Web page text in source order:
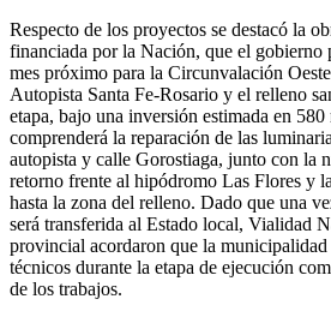
Respecto de los proyectos se destacó la
financiada por la Nación, que el gobierno
mes próximo para la Circunvalación
Autopista Santa Fe-Rosario y el relleno
etapa, bajo una inversión estimada en 580
comprenderá la reparación de las
autopista y calle Gorostiaga, junto con la
retorno frente al hipódromo Las Flores y
hasta la zona del relleno. Dado que una
será transferida al Estado local, Vialidad
provincial acordaron que la municipalidad
técnicos durante la etapa de ejecución
de los trabajos.